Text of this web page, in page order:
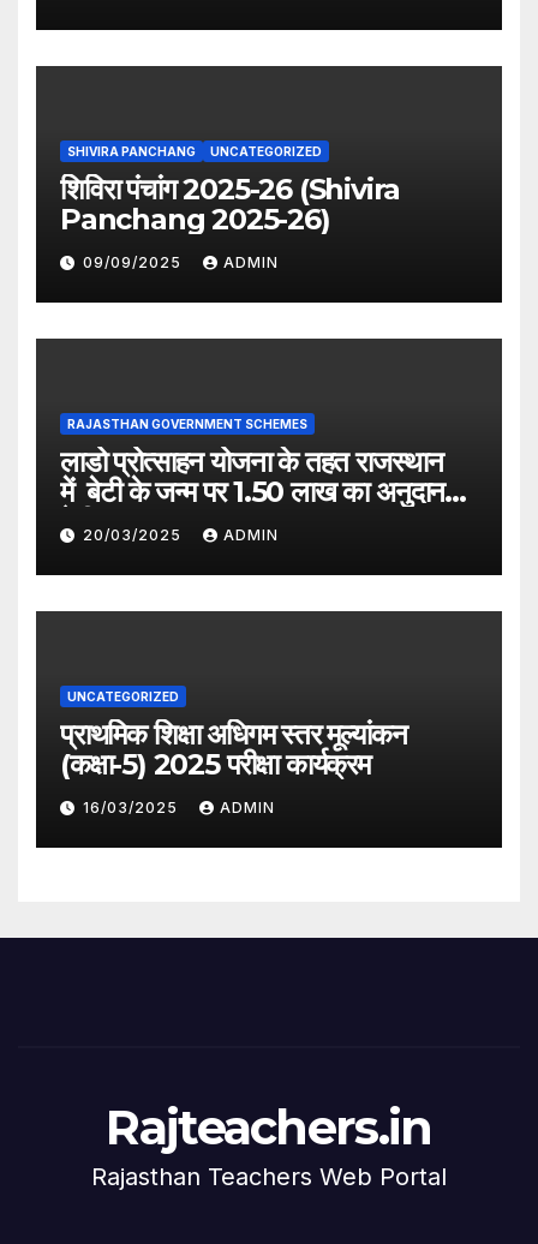
SHIVIRA PANCHANG UNCATEGORIZED
शिविरा पंचांग 2025-26 (Shivira
Panchang 2025-26)
09/09/2025 ADMIN
RAJASTHAN GOVERNMENT SCHEMES
लाडो प्रोत्साहन योजना के तहत राजस्थान
में बेटी के जन्म पर 1.50 लाख का अनुदान
देगी सरकार
20/03/2025 ADMIN
UNCATEGORIZED
प्राथमिक शिक्षा अधिगम स्तर मूल्यांकन
(कक्षा-5) 2025 परीक्षा कार्यक्रम
16/03/2025 ADMIN
Rajteachers.in
Rajasthan Teachers Web Portal